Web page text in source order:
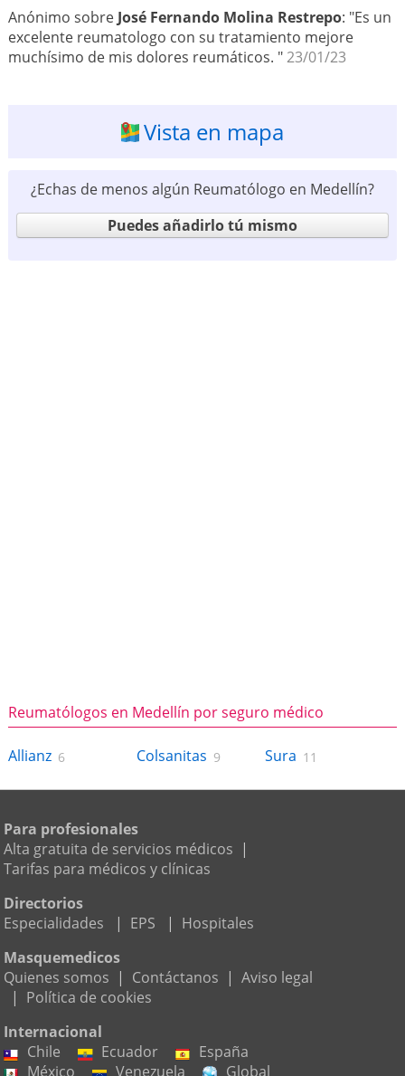
Anónimo sobreJosé Fernando Molina Restrepo: "Es un
excelente reumatologo con su tratamiento mejore
muchísimo de mis dolores reumáticos. "23/01/23
Vista en mapa
¿Echas de menos algún Reumatólogo en Medellín?
Puedes añadirlo tú mismo
Reumatólogos en Medellín por seguro médico
Allianz 6 Colsanitas 9 Sura 11
Para profesionales
Alta gratuita de servicios médicos |
Tarifas para médicos y clínicas
Directorios
Especialidades
| EPS | Hospitales
Masquemedicos
Quienes somos | Contáctanos | Aviso legal
| Política de cookies
Internacional
Chile
Ecuador
España
México
Venezuela Global